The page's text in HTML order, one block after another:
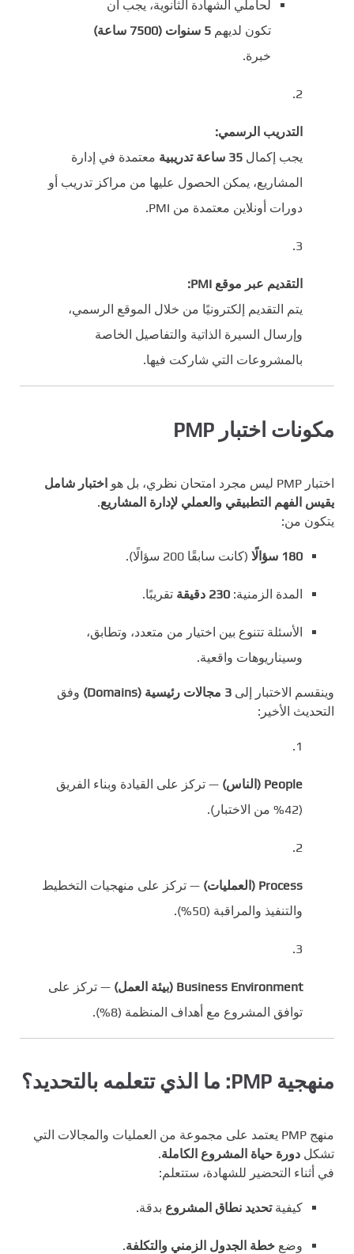
لحاملي الشهادة الثانوية، يجب أن
تكون لديهم 5 سنوات (7500 ساعة)
خبرة.
التدريب الرسمي:
يجب إكمال 35 ساعة تدريبية
معتمدة في إدارة
المشاريع، يمكن الحصول عليها من مراكز تدريب أو
دورات أونلاين معتمدة من PMI.
التقديم عبر موقع PMI:
يتم التقديم إلكترونيًا من خلال الموقع الرسمي،
وإرسال السيرة الذاتية والتفاصيل الخاصة
بالمشروعات التي شاركت فيها.
مكونات اختبار PMP
اختبار PMP ليس مجرد امتحان نظري، بل هو
اختبار شامل
يقيس الفهم التطبيقي والعملي لإدارة المشاريع.
يتكون من:
180 سؤالًا (كانت سابقًا 200 سؤالًا).
المدة الزمنية: 230 دقيقة تقريبًا.
الأسئلة تتنوع بين اختيار من متعدد، وتطابق،
وسيناريوهات واقعية.
وينقسم الاختبار إلى 3 مجالات رئيسية (Domains)
وفق
التحديث الأخير:
People (الناس)
— تركز على القيادة وبناء الفريق
(42% من الاختبار).
Process (العمليات)
— تركز على منهجيات التخطيط
والتنفيذ والمراقبة (50%).
Business Environment (بيئة العمل)
— تركز على
توافق المشروع مع أهداف المنظمة (8%).
منهجية PMP: ما الذي تتعلمه بالتحديد؟
منهج PMP يعتمد على مجموعة من العمليات والمجالات التي
تشكل دورة حياة المشروع الكاملة.
في أثناء التحضير للشهادة، ستتعلم:
كيفيةتحديد نطاق المشروع بدقة.
وضع خطة الجدول الزمني والتكلفة.